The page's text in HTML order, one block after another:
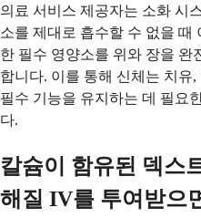
의료 서비스 제공자는 소화 시
소를 제대로 흡수할 수 없을 때
한 필수 영양소를 위와 장을 완
합니다. 이를 통해 신체는 치유
필수 기능을 유지하는 데 필요
다.
칼슘이 함유된 덱스
해질 IV를 투여받으